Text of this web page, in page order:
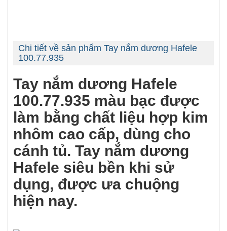
Chi tiết về sản phẩm Tay nắm dương Hafele
100.77.935
Tay nắm dương Hafele
100.77.935 màu bạc được
làm bằng chất liệu hợp kim
nhôm cao cấp, dùng cho
cánh tủ. Tay nắm dương
Hafele siêu bền khi sử
dụng, được ưa chuộng
hiện nay.